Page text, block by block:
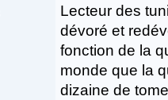
Lecteur des
dévoré et
fonction de la
monde que la
dizaine de